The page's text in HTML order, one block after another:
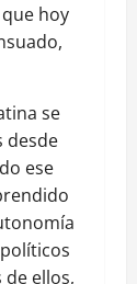
hoy
se
desde
ese
ellos,